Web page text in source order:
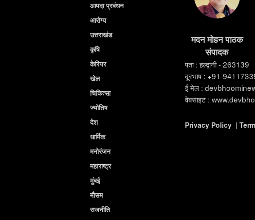
आपदा प्रबंधन
आरोग्य
उत्तराखंड
कृषि
केरियर
खेल
चिकित्सा
ज्योतिष
देश
धार्मिक
मनोरंजन
महाराष्ट्र
मुंबई
मौसम
राजनीति
मदन मोहन पाठक
संपादक
पता : हल्द्वानी - 263139
दूरभाष : +91-
ई मेल :
वेबसाइट :
Privacy Policy|